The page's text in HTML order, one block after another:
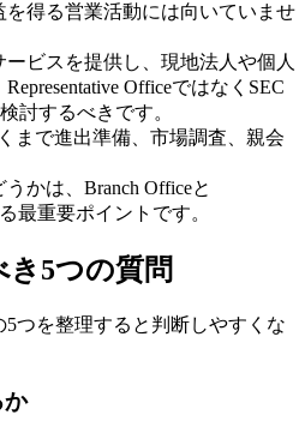
を得る営業活動には向いていませ
ビスを提供し、現地法人や個人
OfficeではなくSEC
討するべきです。
まで進出準備、市場調査、親会
かは、Branch Officeと
最重要ポイントです。
5つの質問
つを整理すると判断しやすくな
か